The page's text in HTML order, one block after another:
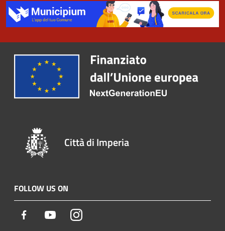
Città di Imperia
FOLLOW US ON
Facebook YoutubeInstagram